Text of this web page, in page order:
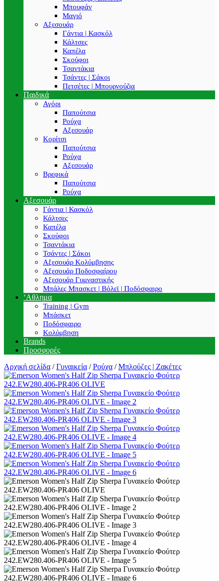
Μπουφάν
Μαγιό
Αξεσουάρ
Γάντια | Κασκόλ
Κάλτσες
Καπέλα
Σκούφοι
Τσαντάκια
Τσάντες | Σάκοι
Πετσέτες | Μπουρνούζια
Παιδικά
Αγόρι
Παπούτσια
Ρούχα
Αξεσουάρ
Κορίτσι
Παπούτσια
Ρούχα
Αξεσουάρ
Βρεφικά
Παπούτσια
Ρούχα
Αξεσουάρ
Γάντια | Κασκόλ
Κάλτσες
Καπέλα
Σκούφοι
Τσαντάκια
Τσάντες | Σάκοι
Αξεσουάρ Κολύμβησης
Αξεσουάρ Ποδοσφαίρου
Αξεσουάρ Γυμναστικής
Μπάλες Μπασκετ | Βόλεϊ | Ποδόσφαιρο
‘Αθλημα
Training | Gym
Μπάσκετ
Ποδόσφαιρο
Κολύμβηση
Brands
Προσφορές
Αρχική σελίδα / Γυναικεία / Ρούχα / Μπλούζες | Ζακέτες